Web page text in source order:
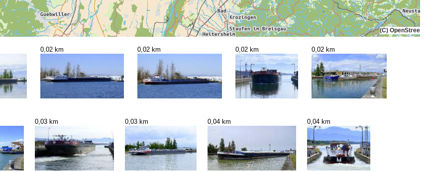
(C)
0,02 km 0,02 km 0,02 km 0,02 km
0,03 km 0,03 km 0,04 km 0,04 km